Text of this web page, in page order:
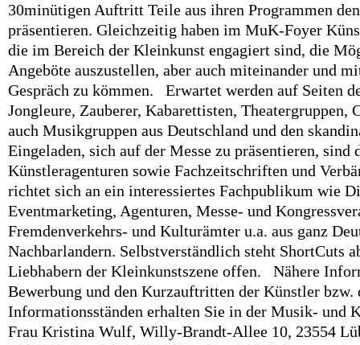
30minütigen Auftritt Teile aus ihren Programmen
präsentieren. Gleichzeitig haben im MuK-Foyer
die im Bereich der Kleinkunst engagiert sind, die
Angeböte auszustellen, aber auch miteinander und
Gespräch zu kömmen. Erwartet werden auf Seiten
Jongleure, Zauberer, Kabarettisten, Theatergruppen,
auch Musikgruppen aus Deutschland und den
Eingeladen, sich auf der Messe zu präsentieren, sind
Künstleragenturen sowie Fachzeitschriften und
richtet sich an ein interessiertes Fachpublikum wie
Eventmarketing, Agenturen, Messe- und
Fremdenverkehrs- und Kulturämter u.a. aus ganz
Nachbarlandern. Selbstverständlich steht ShortCuts
Liebhabern der Kleinkunstszene offen. Nähere
Bewerbung und den Kurzauftritten der Künstler bzw.
Informationsständen erhalten Sie in der Musik- und
Frau Kristina Wulf, Willy-Brandt-Allee 10, 23554